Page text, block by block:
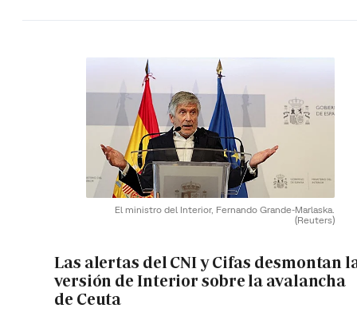
El ministro del Interior, Fernando Grande-Marlaska.
(Reuters)
Las alertas del CNI y Cifas desmontan
versión de Interior sobre la avalancha
de Ceuta